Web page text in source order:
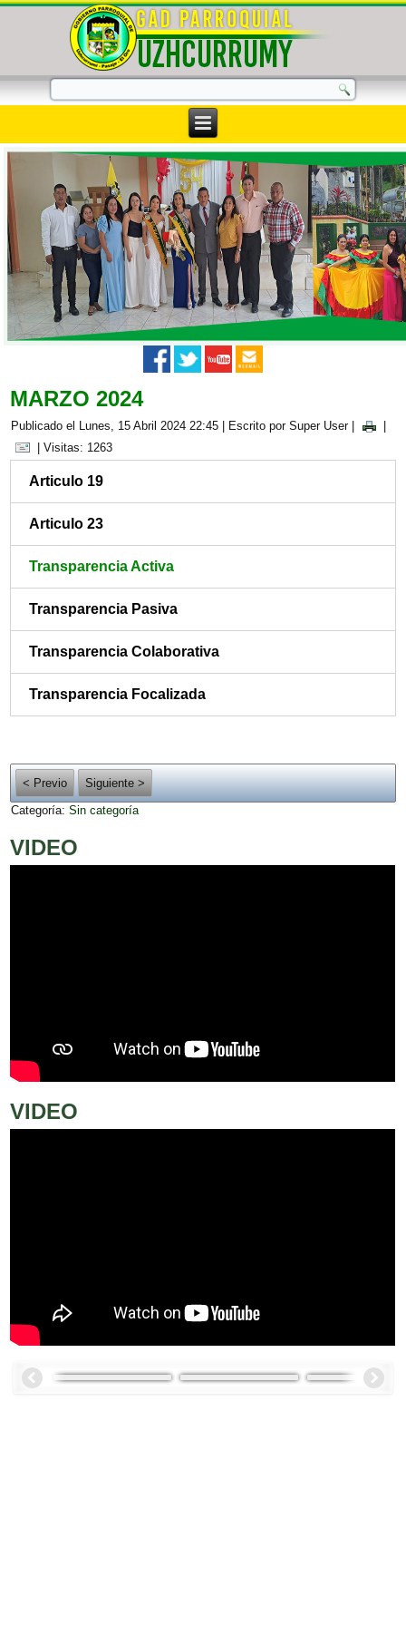
MARZO 2024
Publicado el Lunes, 15 Abril 2024 22:45 Escrito por Super User|
| Visitas: 1263
Articulo 19
Articulo 23
Transparencia Activa
Transparencia Pasiva
Transparencia Colaborativa
Transparencia Focalizada
< Previo
Siguiente >
Categoría:Sin categoría
VIDEO
VIDEO